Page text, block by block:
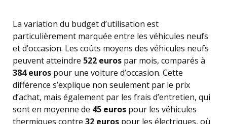
La variation du budget d’utilisation est
particulièrement marquée entre les véhicules neufs
et d’occasion. Les coûts moyens des véhicules neufs
peuvent atteindre 522 euros par mois, comparés à
384 euros pour une voiture d’occasion. Cette
différence s’explique non seulement par le prix
d’achat, mais également par les frais d’entretien, qui
sont en moyenne de 45 euros pour les véhicules
thermiques contre 32 euros pour les électriques, où